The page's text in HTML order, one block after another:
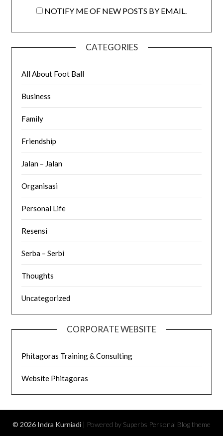
NOTIFY ME OF NEW POSTS BY EMAIL.
CATEGORIES
All About Foot Ball
Business
Family
Friendship
Jalan – Jalan
Organisasi
Personal Life
Resensi
Serba – Serbi
Thoughts
Uncategorized
CORPORATE WEBSITE
Phitagoras Training & Consulting
Website Phitagoras
© 2026 Indra Kurniadi | Powered by Superbs Personal Blog theme